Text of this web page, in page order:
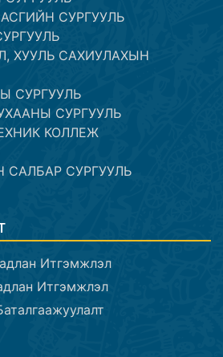
СУРГУУЛЬ
ХУУЛЬ САХИУЛАХЫН
СУРГУУЛЬ
СУРГУУЛЬ
КОЛЛЕЖ
САЛБАР СУРГУУЛЬ
Итгэмжлэл
Итгэмжлэл